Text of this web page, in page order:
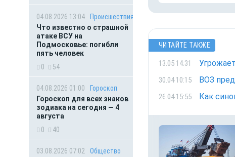
04.08.2026 13:04
Происшествия
Что известно о страшной
атаке ВСУ на
Подмосковье: погибли
пять человек
0
54
04.08.2026 01:00
Гороскоп
Гороскоп для всех знаков
зодиака на сегодня — 4
августа
0
40
03.08.2026 07:02
Общество
ЧИТАЙТЕ ТАКЖЕ
13.05 14:31
30.04 10:15 ВОЗ
26.04 15:55 Как